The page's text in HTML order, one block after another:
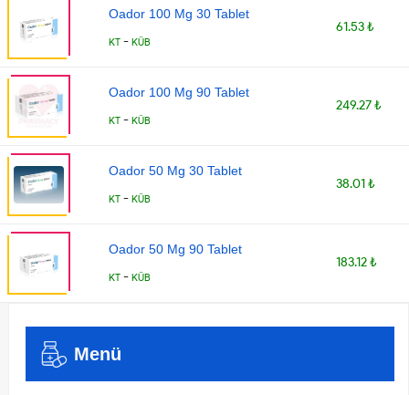
Oador 100 Mg 30 Tablet
KT - KÜB
61.53 ₺
Oador 100 Mg 90 Tablet
KT - KÜB
249.27 ₺
Oador 50 Mg 30 Tablet
KT - KÜB
38.01 ₺
Oador 50 Mg 90 Tablet
KT - KÜB
183.12 ₺
Menü